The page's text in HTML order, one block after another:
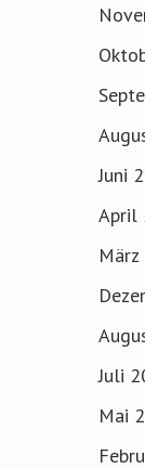
Juni
April
Juli
Mai